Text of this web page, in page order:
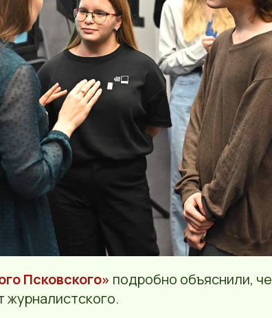
Псковского» подробно объяснили,
журналистского.